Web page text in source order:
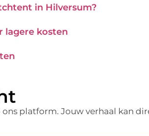
in Hilversum?
lagere kosten
platform. Jouw verhaal kan